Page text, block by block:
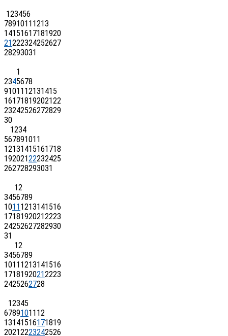
123456
78910111213
14151617181920
21222324252627
28293031
1
2345678
9101112131415
16171819202122
23242526272829
30
1234
567891011
12131415161718
19202122232425
262728293031
12
3456789
10111213141516
17181920212223
24252627282930
31
12
3456789
10111213141516
17181920212223
2425262728
12345
6789101112
13141516171819
20212223242526